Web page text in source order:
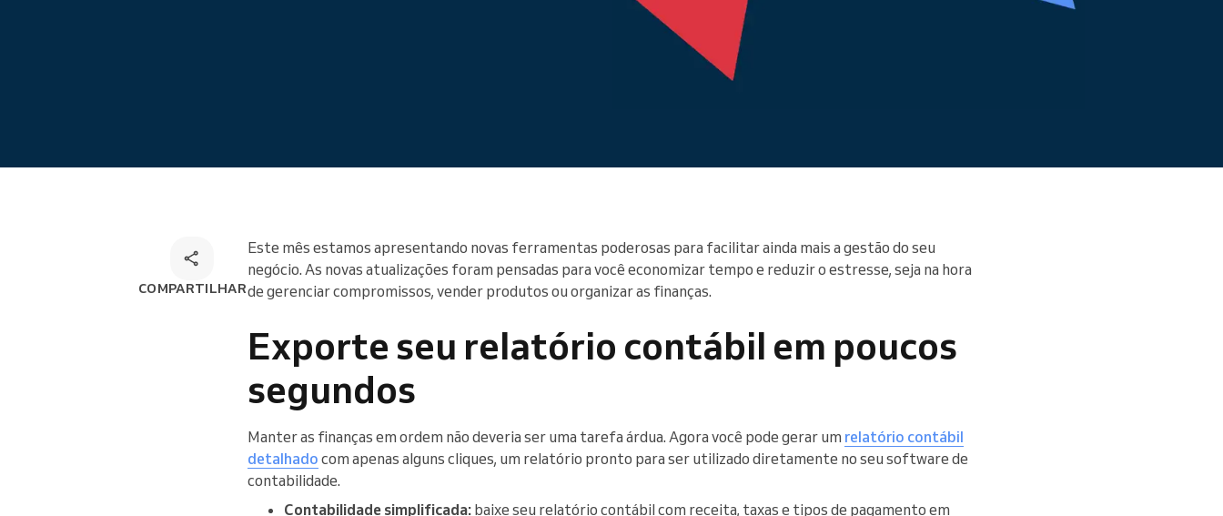
COMPARTILHAR
Este mês estamos apresentando novas ferramentas poderosas para facilitar ainda mais a gestão do seu
negócio. As novas atualizações foram pensadas para você economizar tempo e reduzir o estresse, seja na hora
de gerenciar compromissos, vender produtos ou organizar as finanças.
Exporte seu relatório contábil em poucos
segundos
Manter as finanças em ordem não deveria ser uma tarefa árdua. Agora você pode gerar um relatório contábil
detalhado com apenas alguns cliques, um relatório pronto para ser utilizado diretamente no seu software de
contabilidade.
Contabilidade simplificada: baixe seu relatório contábil com receita, taxas e tipos de pagamento em